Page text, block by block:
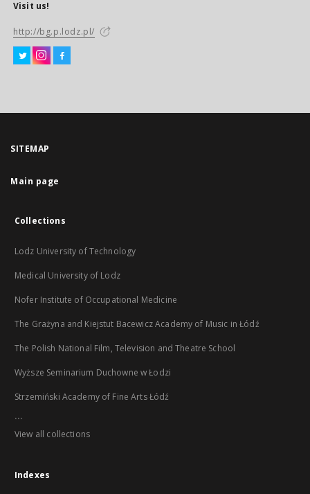
Visit us!
http://bg.p.lodz.pl/
SITEMAP
Main page
Collections
Lodz University of Technology
Medical University of Lodz
Nofer Institute of Occupational Medicine
The Grażyna and Kiejstut Bacewicz Academy of Music in Łódź
The Polish National Film, Television and Theatre School
Wyższe Seminarium Duchowne w Łodzi
Strzemiński Academy of Fine Arts Łódź
...
View all collections
Indexes